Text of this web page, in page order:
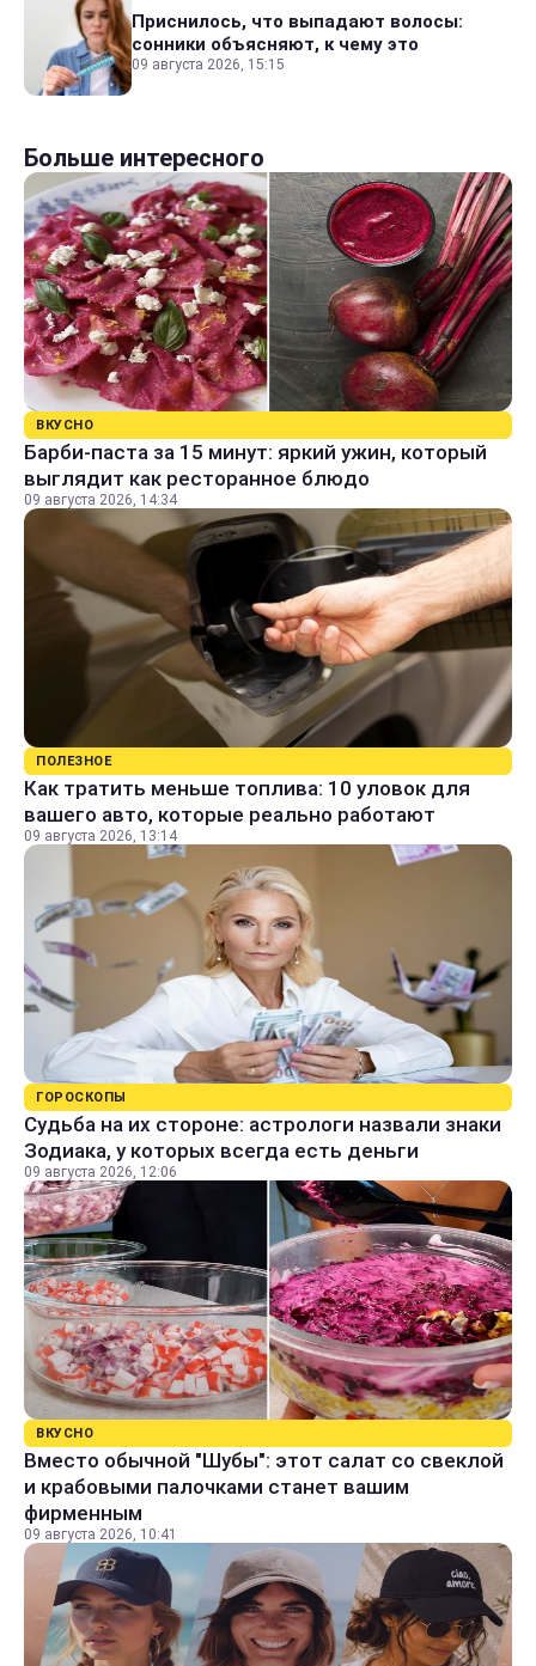
Приснилось, что выпадают волосы:
сонники объясняют, к чему это
09 августа 2026, 15:15
Больше интересного
ВКУСНО
Барби-паста за 15 минут: яркий ужин, который
выглядит как ресторанное блюдо
09 августа 2026, 14:34
ПОЛЕЗНОЕ
Как тратить меньше топлива: 10 уловок для
вашего авто, которые реально работают
09 августа 2026, 13:14
ГОРОСКОПЫ
Судьба на их стороне: астрологи назвали знаки
Зодиака, у которых всегда есть деньги
09 августа 2026, 12:06
ВКУСНО
Вместо обычной "Шубы": этот салат со свеклой
и крабовыми палочками станет вашим
фирменным
09 августа 2026, 10:41